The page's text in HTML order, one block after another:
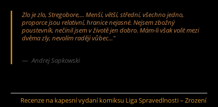
Zlo je zlo, Stregobore,... Menší, větší, střední, všechno jedno,
proporce jsou relativní, hranice nejasné. Nejsem zbožný
poustevník, nečinil jsem v životě jen dobro. Mám-li však volit mezi
dvěma zly, nevolím raději vůbec..."
Andrej Sapkowski
Recenze na kapesní vydaní komiksu Liga Spravedlnosti – Zrození